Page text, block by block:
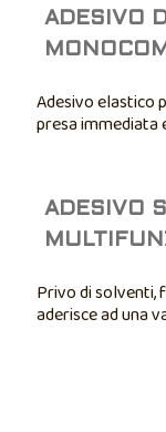
ADESIVO
Adesivo elastico
presa immediata
ADESIVO
Privo di solventi,
aderisce ad una
20kg/cm2. Per